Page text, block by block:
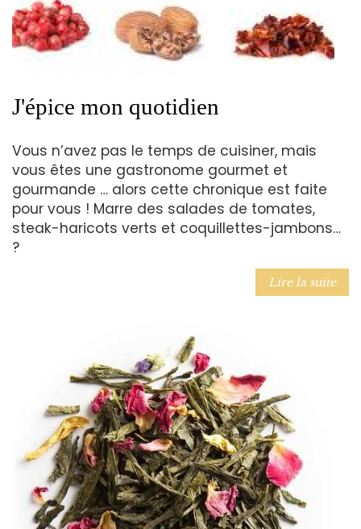
J'épice mon quotidien
Vous n’avez pas le temps de cuisiner, mais
vous êtes une gastronome gourmet et
gourmande … alors cette chronique est faite
pour vous ! Marre des salades de tomates,
steak-haricots verts et coquillettes-jambons…
?
Lire la suite